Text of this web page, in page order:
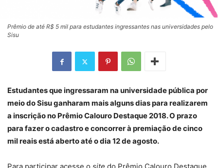
Prêmio de até R$ 5 mil para estudantes ingressantes nas universidades pelo
Sisu
Estudantes que ingressaram na universidade pública por
meio do Sisu ganharam mais alguns dias para realizarem
a inscrição no Prêmio Calouro Destaque 2018. O prazo
para fazer o cadastro e concorrer à premiação de cinco
mil reais está aberto até o dia 12 de agosto.